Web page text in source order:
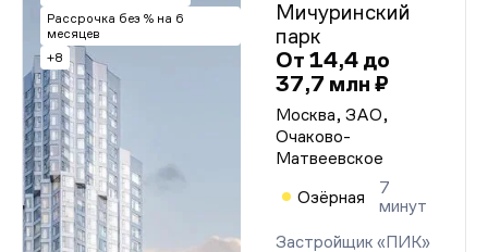
Рассрочка без % на 6
месяцев
+8
Мичуринский
парк
От 14,4 до
37,7 млн ₽
Москва, ЗАО,
Очаково-
Матвеевское
Озёрная
7
минут
Застройщик «ПИК»